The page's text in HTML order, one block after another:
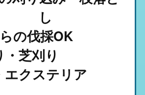
の伐採OK
芝刈り
し
エクステリア